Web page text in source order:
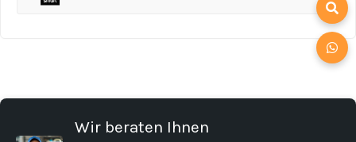
Wir beraten Ihnen